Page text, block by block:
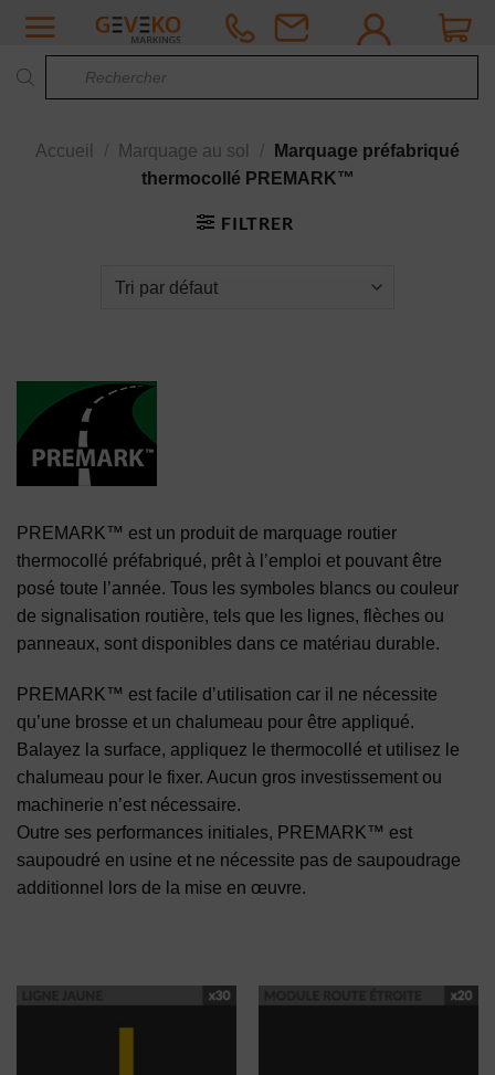
Passer
contenu
Accueil Marquage au sol
Marquage préfabriqué
thermocollé PREMARK™
FILTRER
PREMARK™ est un produit de marquage routier
thermocollé préfabriqué, prêt à l’emploi et pouvant être
posé toute l’année. Tous les symboles blancs ou couleur
de signalisation routière, tels que les lignes, flèches ou
panneaux, sont disponibles dans ce matériau durable.
PREMARK™ est facile d’utilisation car il ne nécessite
qu’une brosse et un chalumeau pour être appliqué.
Balayez la surface, appliquez le thermocollé et utilisez le
chalumeau pour le fixer. Aucun gros investissement ou
machinerie n’est nécessaire.
Outre ses performances initiales, PREMARK™ est
saupoudré en usine et ne nécessite pas de saupoudrage
additionnel lors de la mise en œuvre.